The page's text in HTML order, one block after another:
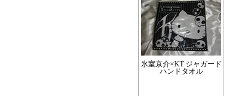
氷室京介×KT ジャガード
ハンドタオル